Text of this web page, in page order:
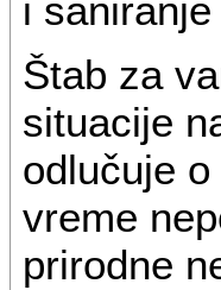
i
Štab za
situacije
odlučuje
vreme
prirodne